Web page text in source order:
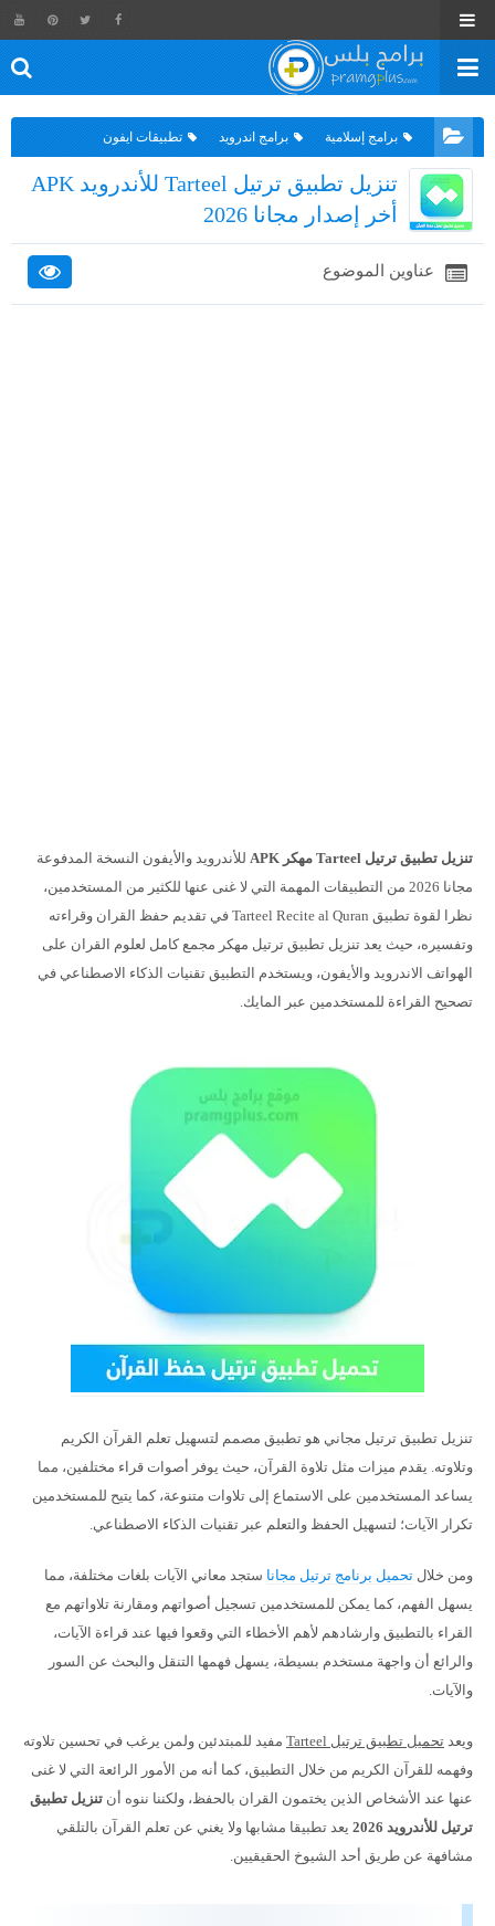
برامج إسلامية برامج اندرويد تطبيقات ايفون
تنزيل تطبيق ترتيل Tarteel للأندرويد APK
أخر إصدار مجانا 2026
عناوين الموضوع
تنزيل تطبيق ترتيل Tarteel مهكر APK
للأندرويد والأيفون النسخة المدفوعة
مجانا 2026 من التطبيقات المهمة التي لا غنى عنها للكثير من المستخدمين،
نظرا لقوة تطبيق Tarteel Recite al Quran في تقديم حفظ القران وقراءته
وتفسيره، حيث يعد تنزيل تطبيق ترتيل مهكر مجمع كامل لعلوم القران على
الهواتف الاندرويد والأيفون، ويستخدم التطبيق تقنيات الذكاء الاصطناعي في
تصحيح القراءة للمستخدمين عبر المايك.
تنزيل تطبيق ترتيل مجاني هو تطبيق مصمم لتسهيل تعلم القرآن الكريم
وتلاوته. يقدم ميزات مثل تلاوة القرآن، حيث يوفر أصوات قراء مختلفين، مما
يساعد المستخدمين على الاستماع إلى تلاوات متنوعة، كما يتيح للمستخدمين
تكرار الآيات؛ لتسهيل الحفظ والتعلم عبر تقنيات الذكاء الاصطناعي.
ومن خلال تحميل برنامج ترتيل مجانا ستجد معاني الآيات بلغات مختلفة، مما
يسهل الفهم، كما يمكن للمستخدمين تسجيل أصواتهم ومقارنة تلاواتهم مع
القراء بالتطبيق وارشادهم لأهم الأخطاء التي وقعوا فيها عند قراءة الآيات،
والرائع أن واجهة مستخدم بسيطة، يسهل فهمها التنقل والبحث عن السور
والآيات.
ويعد تحميل تطبيق ترتيل Tarteel
مفيد للمبتدئين ولمن يرغب في تحسين تلاوته
وفهمه للقرآن الكريم من خلال التطبيق، كما أنه من الأمور الرائعة التي لا غنى
عنها عند الأشخاص الذين يختمون القران بالحفظ، ولكننا ننوه أن تنزيل تطبيق
ترتيل للأندرويد 2026
يعد تطبيقا مشابها ولا يغني عن تعلم القرآن بالتلقي
مشافهة عن طريق أحد الشيوخ الحقيقيين.